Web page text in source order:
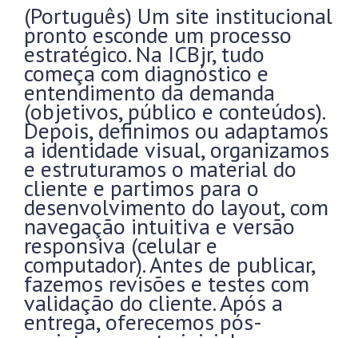
(Português) Um site institucional
pronto esconde um processo
estratégico. Na ICBjr, tudo
começa com diagnóstico e
entendimento da demanda
(objetivos, público e conteúdos).
Depois, definimos ou adaptamos
a identidade visual, organizamos
e estruturamos o material do
cliente e partimos para o
desenvolvimento do layout, com
navegação intuitiva e versão
responsiva (celular e
computador). Antes de publicar,
fazemos revisões e testes com
validação do cliente. Após a
entrega, oferecemos pós-